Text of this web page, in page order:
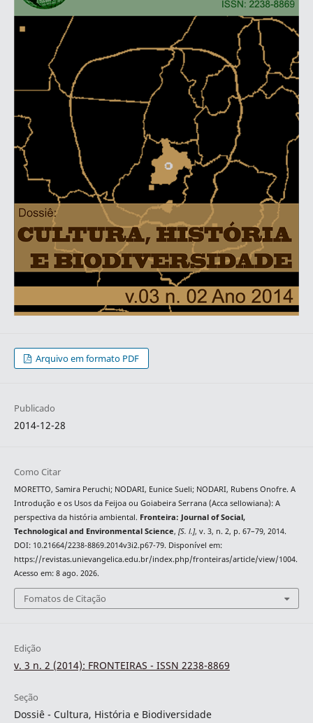
Arquivo em formato PDF
Publicado
2014-12-28
Como Citar
MORETTO, Samira Peruchi; NODARI, Eunice Sueli; NODARI, Rubens Onofre. A
Introdução e os Usos da Feijoa ou Goiabeira Serrana (Acca sellowiana): A
perspectiva da história ambiental. Fronteira: Journal of Social,
Technological and Environmental Science, [S. l.], v. 3, n. 2, p. 67–79, 2014.
DOI: 10.21664/2238-8869.2014v3i2.p67-79. Disponível em:
https://revistas.unievangelica.edu.br/index.php/fronteiras/article/view/1004.
Acesso em: 8 ago. 2026.
Fomatos de Citação
Edição
v. 3 n. 2 (2014): FRONTEIRAS - ISSN 2238-8869
Seção
Dossiê - Cultura, História e Biodiversidade